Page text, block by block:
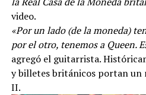
video.
«Por un lado (de la moneda)
por el otro, tenemos a Queen.
agregó el guitarrista.
y billetes británicos portan un
II.